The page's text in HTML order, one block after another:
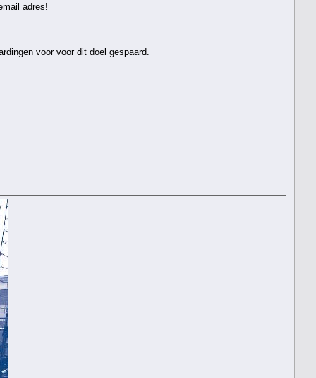
adres!
voor voor dit doel gespaard.